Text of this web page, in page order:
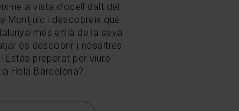
ne a vista d’ocell dalt del
Montjuïc i descobreix què
més enllà de la seva
és descobrir i nosaltres
Estàs preparat per viure
Hola Barcelona?